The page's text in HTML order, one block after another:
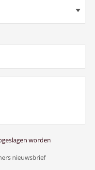
worden
nieuwsbrief